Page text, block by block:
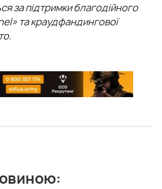
за підтримки благодійного
та краудфандингової